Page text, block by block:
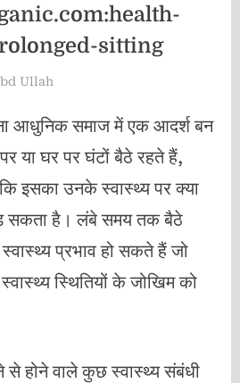
sitting
Ullah
आधुनिक समाज में एक आदर्श बन
या घर पर घंटों बैठे रहते हैं,
इसका उनके स्वास्थ्य पर क्या
सकता है। लंबे समय तक बैठे
प्रभाव हो सकते हैं जो
स्वास्थ्य स्थितियों के जोखिम को
होने वाले कुछ स्वास्थ्य संबंधी